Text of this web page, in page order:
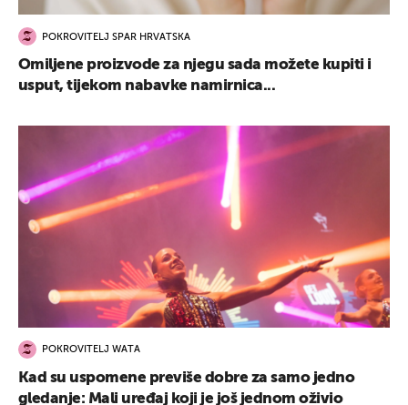
POKROVITELJ SPAR HRVATSKA
Omiljene proizvode za njegu sada možete kupiti i
usput, tijekom nabavke namirnica...
POKROVITELJ WATA
Kad su uspomene previše dobre za samo jedno
gledanje: Mali uređaj koji je još jednom oživio